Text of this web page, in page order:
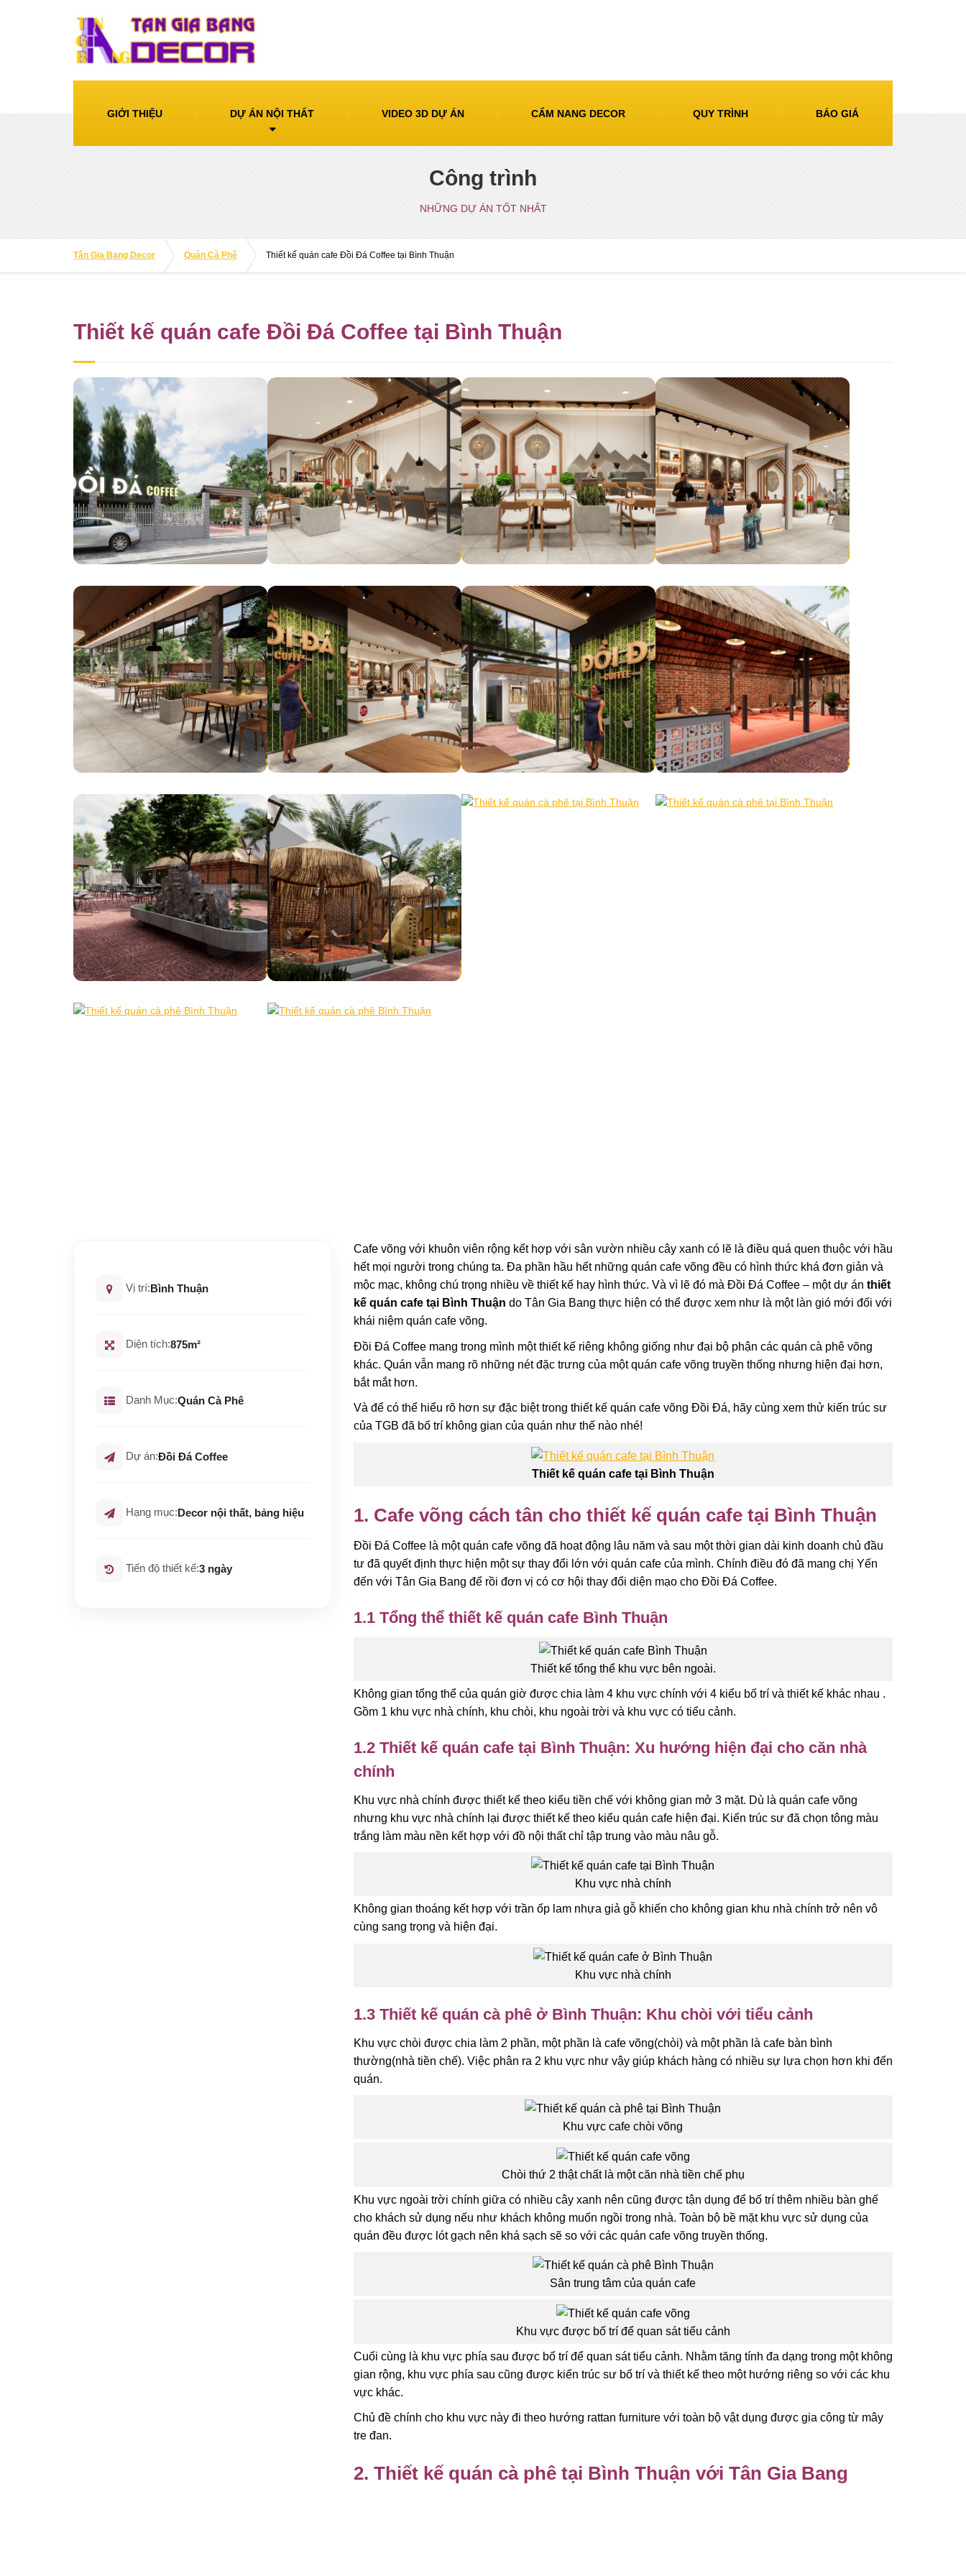
GIỚI THIỆU DỰ ÁN NỘI THẤT VIDEO 3D DỰ ÁN CẨM NANG DECOR QUY TRÌNH BÁO GIÁ
Công trình
NHỮNG DỰ ÁN TỐT NHẤT
Tân Gia Bang Decor Quán Cà Phê Thiết kế quán cafe Đồi Đá Coffee tại Bình Thuận
Thiết kế quán cafe Đồi Đá Coffee tại Bình Thuận
Vị trí:Bình Thuận
Diện tích:875m²
Danh Mục:Quán Cà Phê
Dự án:Đồi Đá Coffee
Hạng mục:Decor nội thất, bảng hiệu
Tiến độ thiết kế:3 ngày
Cafe võng với khuôn viên rộng kết hợp với sân vườn nhiều cây xanh có lẽ là điều quá quen thuộc với hầu
hết mọi người trong chúng ta. Đa phần hầu hết những quán cafe võng đều có hình thức khá đơn giản và
mộc mạc, không chú trọng nhiều về thiết kế hay hình thức. Và vì lẽ đó mà Đồi Đá Coffee – một dự án thiết
kế quán cafe tại Bình Thuận do Tân Gia Bang thực hiện có thể được xem như là một làn gió mới đối với
khái niệm quán cafe võng.
Đồi Đá Coffee mang trong mình một thiết kế riêng không giống như đại bộ phận các quán cà phê võng
khác. Quán vẫn mang rõ những nét đặc trưng của một quán cafe võng truyền thống nhưng hiện đại hơn,
bắt mắt hơn.
Và để có thể hiểu rõ hơn sự đặc biệt trong thiết kế quán cafe võng Đồi Đá, hãy cùng xem thử kiến trúc sư
của TGB đã bố trí không gian của quán như thế nào nhé!
Thiết kế quán cafe tại Bình Thuận
1. Cafe võng cách tân cho thiết kế quán cafe tại Bình Thuận
Đồi Đá Coffee là một quán cafe võng đã hoạt động lâu năm và sau một thời gian dài kinh doanh chủ đầu
tư đã quyết định thực hiện một sự thay đổi lớn với quán cafe của mình. Chính điều đó đã mang chị Yến
đến với Tân Gia Bang để rồi đơn vị có cơ hội thay đổi diện mạo cho Đồi Đá Coffee.
1.1 Tổng thể thiết kế quán cafe Bình Thuận
Thiết kế tổng thể khu vực bên ngoài.
Không gian tổng thể của quán giờ được chia làm 4 khu vực chính với 4 kiểu bố trí và thiết kế khác nhau .
Gồm 1 khu vực nhà chính, khu chòi, khu ngoài trời và khu vực có tiểu cảnh.
1.2 Thiết kế quán cafe tại Bình Thuận: Xu hướng hiện đại cho căn nhà
chính
Khu vực nhà chính được thiết kế theo kiểu tiền chế với không gian mở 3 mặt. Dù là quán cafe võng
nhưng khu vực nhà chính lại được thiết kế theo kiểu quán cafe hiện đại. Kiến trúc sư đã chọn tông màu
trắng làm màu nền kết hợp với đồ nội thất chỉ tập trung vào màu nâu gỗ.
Khu vực nhà chính
Không gian thoáng kết hợp với trần ốp lam nhựa giả gỗ khiến cho không gian khu nhà chính trở nên vô
cùng sang trọng và hiện đại.
Khu vực nhà chính
1.3 Thiết kế quán cà phê ở Bình Thuận: Khu chòi với tiểu cảnh
Khu vực chòi được chia làm 2 phần, một phần là cafe võng(chòi) và một phần là cafe bàn bình
thường(nhà tiền chế). Việc phân ra 2 khu vực như vậy giúp khách hàng có nhiều sự lựa chọn hơn khi đến
quán.
Khu vực cafe chòi võng
Chòi thứ 2 thật chất là một căn nhà tiền chế phụ
Khu vực ngoài trời chính giữa có nhiều cây xanh nên cũng được tận dụng để bố trí thêm nhiều bàn ghế
cho khách sử dụng nếu như khách không muốn ngồi trong nhà. Toàn bộ bề mặt khu vực sử dụng của
quán đều được lót gạch nên khá sạch sẽ so với các quán cafe võng truyền thống.
Sân trung tâm của quán cafe
Khu vực được bố trí để quan sát tiểu cảnh
Cuối cùng là khu vực phía sau được bố trí để quan sát tiểu cảnh. Nhằm tăng tính đa dạng trong một không
gian rộng, khu vực phía sau cũng được kiến trúc sư bố trí và thiết kế theo một hướng riêng so với các khu
vực khác.
Chủ đề chính cho khu vực này đi theo hướng rattan furniture với toàn bộ vật dụng được gia công từ mây
tre đan.
2. Thiết kế quán cà phê tại Bình Thuận với Tân Gia Bang